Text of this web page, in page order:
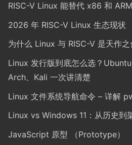
RISC-V Linux 能替代 x86 和
2026 年 RISC-V Linux 生态现状
为什么 Linux 与 RISC-V 是天作之
Linux 发行版到底怎么选？Ubuntu
Arch、Kali 一次讲清楚
Linux 文件系统导航命令 – 详解
Linux vs Windows 11：从历史到
JavaScript 原型 （Prototype）